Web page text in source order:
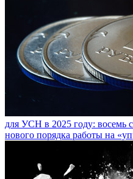
для УСН в 2025 году: восемь
нового порядка работы на